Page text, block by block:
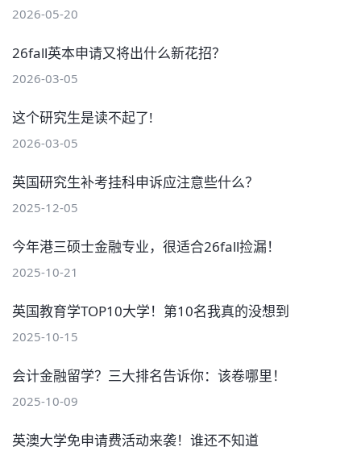
2026-05-20
26fall英本申请又将出什么新花招？
2026-03-05
这个研究生是读不起了!
2026-03-05
英国研究生补考挂科申诉应注意些什么？
2025-12-05
今年港三硕士金融专业，很适合26fall捡漏！
2025-10-21
英国教育学TOP10大学！第10名我真的没想到
2025-10-15
会计金融留学？三大排名告诉你：该卷哪里！
2025-10-09
英澳大学免申请费活动来袭！谁还不知道